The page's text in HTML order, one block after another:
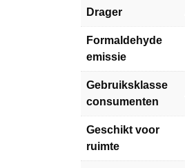
Drager
Formaldehyde
emissie
Gebruiksklasse
consumenten
Geschikt voor
ruimte